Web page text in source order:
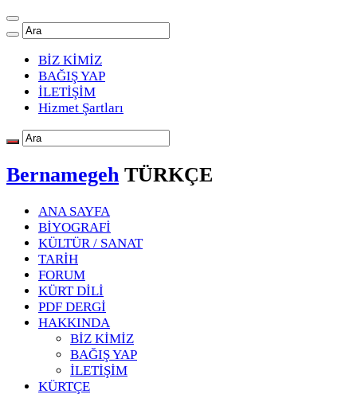
BİZ KİMİZ
BAĞIŞ YAP
İLETİŞİM
Hizmet Şartları
Bernamegeh TÜRKÇE
ANA SAYFA
BİYOGRAFİ
KÜLTÜR / SANAT
TARİH
FORUM
KÜRT DİLİ
PDF DERGİ
HAKKINDA
BİZ KİMİZ
BAĞIŞ YAP
İLETİŞİM
KÜRTÇE